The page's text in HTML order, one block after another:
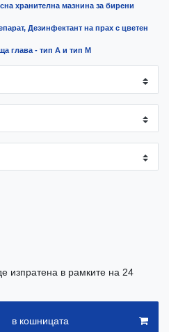
хранителна мазнина за бирени
Дезинфектант на прах с цветен
глава - тип A и тип M
изпратена в рамките на 24
в кошницата